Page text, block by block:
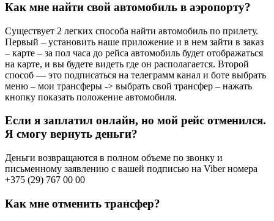
Как мне найти свой автомобиль в аэропорту?
Существует 2 легких способа найти автомобиль по прилету.
Первый – установить наше приложение и в нем зайти в заказ
– карте – за пол часа до рейса автомобиль будет отображаться
на карте, и вы будете видеть где он располагается. Второй
способ — это подписаться на телеграмм канал и боте выбрать
меню – мои трансферы -> выбрать свой трансфер – нажать
кнопку показать положение автомобиля.
Если я заплатил онлайн, но мой рейс отменился.
Я смогу вернуть деньги?
Деньги возвращаются в полном объеме по звонку и
письменному заявлению с вашей подписью на Viber номера
+375 (29) 767 00 00
Как мне отменить трансфер?